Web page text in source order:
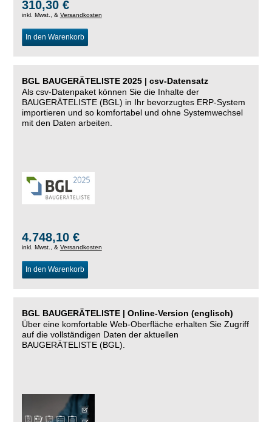
310,30 €
inkl. Mwst., & Versandkosten
In den Warenkorb
BGL BAUGERÄTELISTE 2025 | csv-Datensatz
Als csv-Datenpaket können Sie die Inhalte der
BAUGERÄTELISTE (BGL) in Ihr bevorzugtes ERP-System
importieren und so komfortabel und ohne Systemwechsel
mit den Daten arbeiten.
4.748,10 €
inkl. Mwst., & Versandkosten
In den Warenkorb
BGL BAUGERÄTELISTE | Online-Version (englisch)
Über eine komfortable Web-Oberfläche erhalten Sie Zugriff
auf die vollständigen Daten der aktuellen
BAUGERÄTELISTE (BGL).